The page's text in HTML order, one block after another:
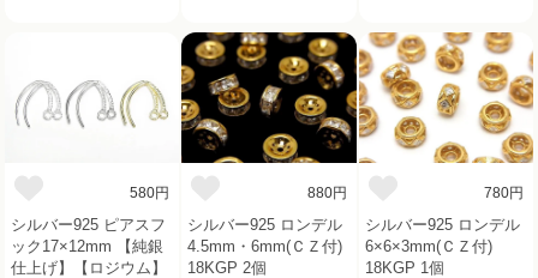
580円
シルバー925 ピアスフ
ック17×12mm 【純銀
仕上げ】【ロジウム】
880円
シルバー925 ロンデル
4.5mm・6mm(ＣＺ付)
18KGP 2個
780円
シルバー925 ロンデル
6×6×3mm(ＣＺ付)
18KGP 1個